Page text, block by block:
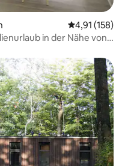
4,91 (158)
in der Nähe von